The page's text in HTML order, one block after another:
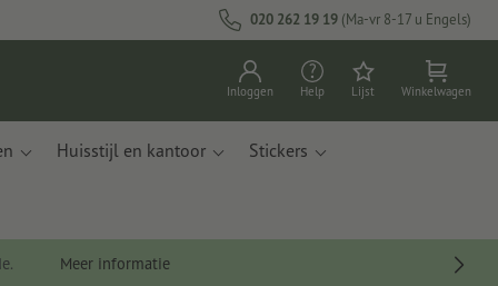
020 262 19 19 (Ma-vr 8-17 u Engels)
Inloggen Help Lijst Winkelwagen
Huisstijl en kantoor Stickers
Meer informatie